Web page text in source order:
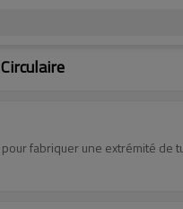
fabriquer une extrémité